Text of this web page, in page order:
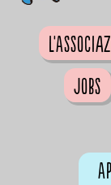
Jobs